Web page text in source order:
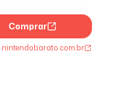
Comprar
nintendobarato.com.br